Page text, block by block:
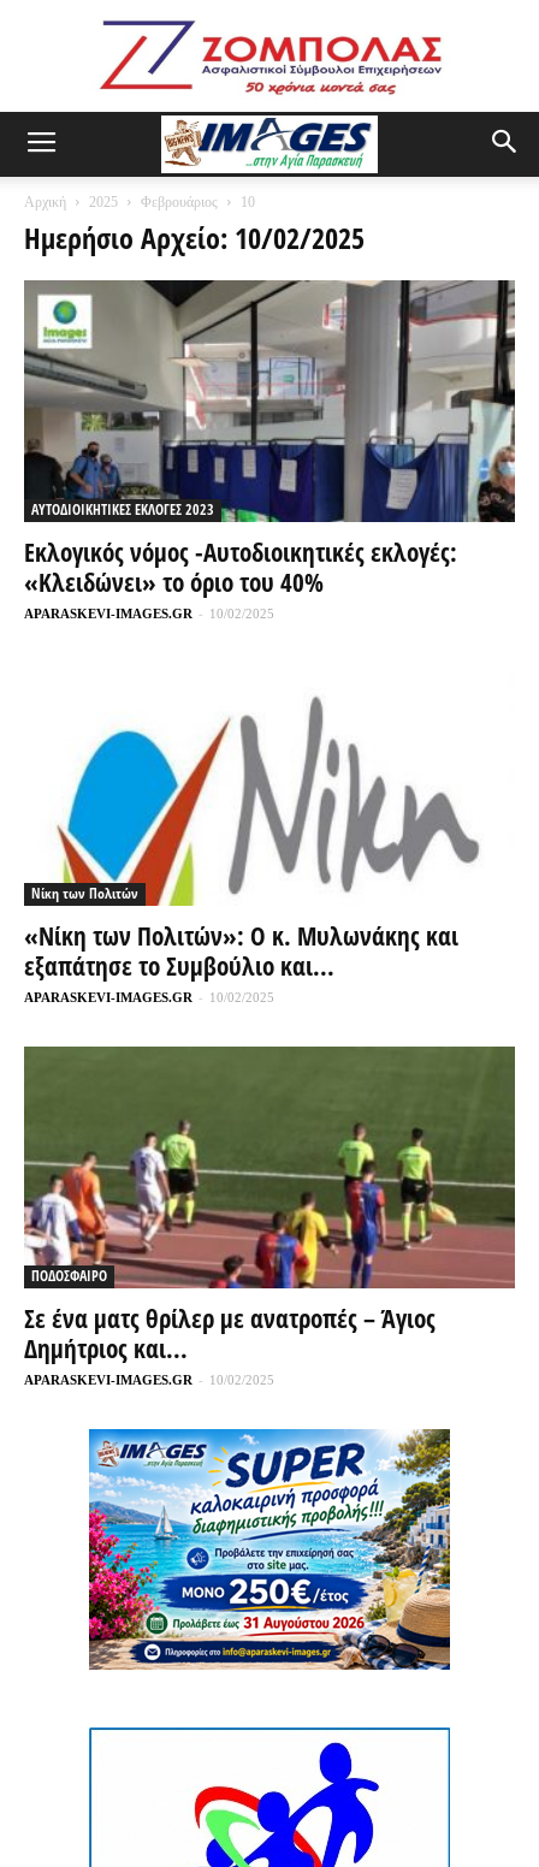
Αρχική 2025 Φεβρουάριος 10
Ημερήσιο Αρχείο: 10/02/2025
ΑΥΤΟΔΙΟΙΚΗΤΙΚΕΣ ΕΚΛΟΓΕΣ 2023
Εκλογικός νόμος -Αυτοδιοικητικές εκλογές:
«Κλειδώνει» το όριο του 40%
APARASKEVI-IMAGES.GR - 10/02/2025
Νίκη των Πολιτών
«Νίκη των Πολιτών»: Ο κ. Μυλωνάκης και
εξαπάτησε το Συμβούλιο και...
APARASKEVI-IMAGES.GR - 10/02/2025
ΠΟΔΟΣΦΑΙΡΟ
Σε ένα ματς θρίλερ με ανατροπές – Άγιος
Δημήτριος και...
APARASKEVI-IMAGES.GR - 10/02/2025